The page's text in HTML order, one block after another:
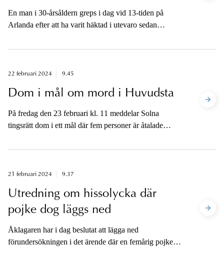
Arlanda
En man i 30-årsåldern greps i dag vid 13-tiden på
Arlanda efter att ha varit häktad i utevaro sedan
för morden på två 14-åriga pojkar som mördades med
22 februari 2024 9.45
Dom i mål om mord i Huvudsta
På fredag den 23 februari kl. 11 meddelar Solna
tingsrätt dom i ett mål där fem personer är åtalade
Huvudsta, Stockholm. Åklagaren är tillgänglig för
21 februari 2024 9.37
Utredning om hissolycka där
pojke dog läggs ned
Åklagaren har i dag beslutat att lägga ned
förundersökningen i det ärende där en femårig pojke